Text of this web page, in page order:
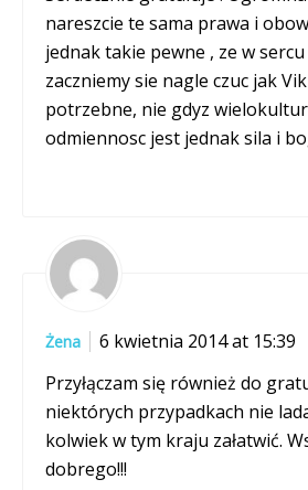
nareszcie te sama prawa i
jednak takie pewne , ze w
zaczniemy sie nagle czuc jak
potrzebne, nie gdyz
odmiennosc jest jednak sila i
Żena
6 kwietnia 2014 at 15:39
Przyłączam się również do
niektórych przypadkach nie
kolwiek w tym kraju załatwić.
dobrego!!!